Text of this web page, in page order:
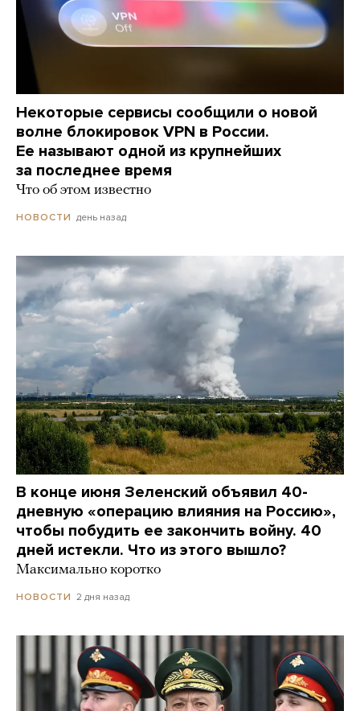
Некоторые сервисы сообщили о новой
волне блокировок VPN в России.
Ее называют одной из крупнейших
за последнее время
Что об этом известно
НОВОСТИ день назад
В конце июня Зеленский объявил 40-
дневную «операцию влияния на Россию»,
чтобы побудить ее закончить войну. 40
дней истекли. Что из этого вышло?
Максимально коротко
НОВОСТИ 2 дня назад